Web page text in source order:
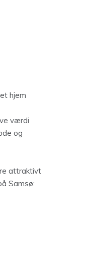
hjem
værdi
og
attraktivt
Samsø: